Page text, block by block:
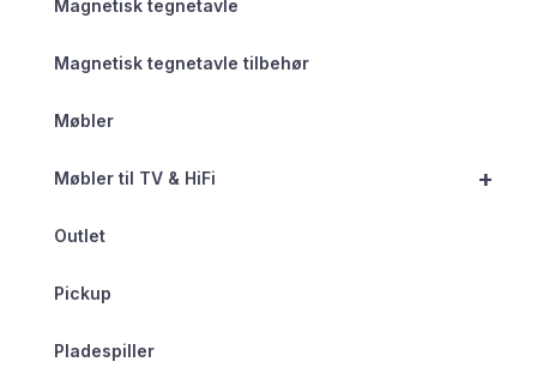
Magnetisk tegnetavle
Magnetisk tegnetavle tilbehør
Møbler
+
Møbler til TV & HiFi
Outlet
Pickup
Pladespiller